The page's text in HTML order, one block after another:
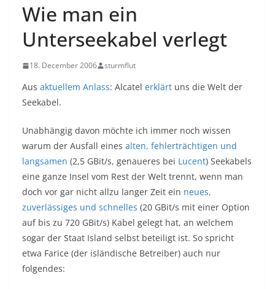
Wie man ein
Unterseekabel verlegt
18. December 2006 sturmflut
Aus aktuellem Anlass: Alcatel erklärt uns die Welt der
Seekabel.
Unabhängig davon möchte ich immer noch wissen
warum der Ausfall eines alten, fehlerträchtigen und
langsamen (2,5 GBit/s, genaueres bei Lucent) Seekabels
eine ganze Insel vom Rest der Welt trennt, wenn man
doch vor gar nicht allzu langer Zeit ein neues,
zuverlässiges und schnelles (20 GBit/s mit einer Option
auf bis zu 720 GBit/s) Kabel gelegt hat, an welchem
sogar der Staat Island selbst beteiligt ist. So spricht
etwa Farice (der isländische Betreiber) auch nur
folgendes: